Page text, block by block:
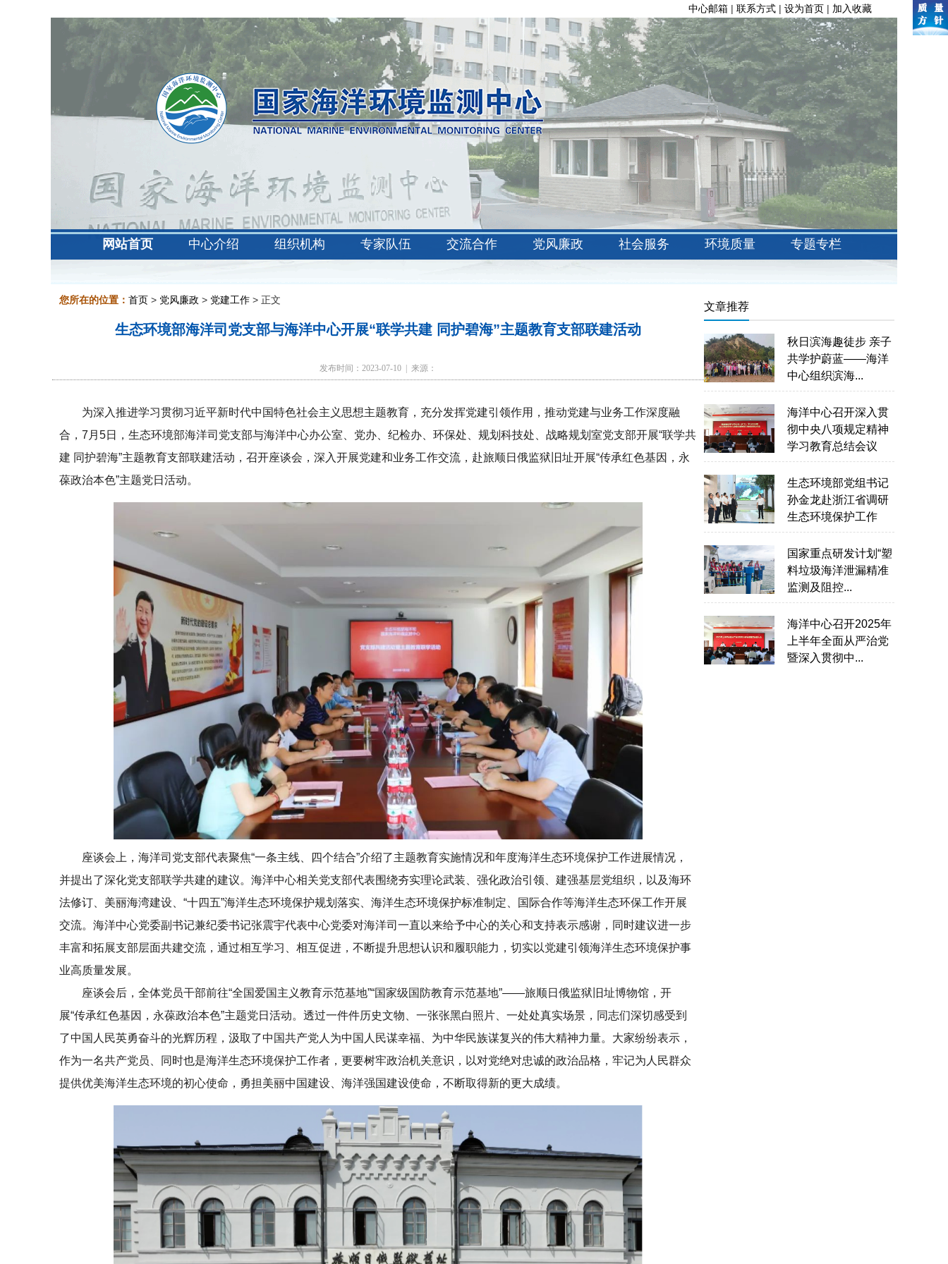
中心邮箱 | 联系方式 | 设为首页 | 加入收藏
网站首页 中心介绍 组织机构 专家队伍 交流合作 党风廉政 社会服务 环境质量 专题专栏
您所在的位置： 首页> 党风廉政 > 党建工作> 正文
生态环境部海洋司党支部与海洋中心开展“联学共建 同护碧海”主题教育支部联建活动
发布时间：2023-07-10 | 来源：
为深入推进学习贯彻习近平新时代中国特色社会主义思想主题教育，充分发挥党建引领作用，推动党建与业务工作深度融
合，7月5日，生态环境部海洋司党支部与海洋中心办公室、党办、纪检办、环保处、规划科技处、战略规划室党支部开展“联学共
建 同护碧海”主题教育支部联建活动，召开座谈会，深入开展党建和业务工作交流，赴旅顺日俄监狱旧址开展“传承红色基因，永
葆政治本色”主题党日活动。
座谈会上，海洋司党支部代表聚焦“一条主线、四个结合”介绍了主题教育实施情况和年度海洋生态环境保护工作进展情况，
并提出了深化党支部联学共建的建议。海洋中心相关党支部代表围绕夯实理论武装、强化政治引领、建强基层党组织，以及海环
法修订、美丽海湾建设、“十四五”海洋生态环境保护规划落实、海洋生态环境保护标准制定、国际合作等海洋生态环保工作开展
交流。海洋中心党委副书记兼纪委书记张震宇代表中心党委对海洋司一直以来给予中心的关心和支持表示感谢，同时建议进一步
丰富和拓展支部层面共建交流，通过相互学习、相互促进，不断提升思想认识和履职能力，切实以党建引领海洋生态环境保护事
业高质量发展。
座谈会后，全体党员干部前往“全国爱国主义教育示范基地”“国家级国防教育示范基地”——旅顺日俄监狱旧址博物馆，开
展“传承红色基因，永葆政治本色”主题党日活动。透过一件件历史文物、一张张黑白照片、一处处真实场景，同志们深切感受到
了中国人民英勇奋斗的光辉历程，汲取了中国共产党人为中国人民谋幸福、为中华民族谋复兴的伟大精神力量。大家纷纷表示，
作为一名共产党员、同时也是海洋生态环境保护工作者，更要树牢政治机关意识，以对党绝对忠诚的政治品格，牢记为人民群众
提供优美海洋生态环境的初心使命，勇担美丽中国建设、海洋强国建设使命，不断取得新的更大成绩。
文章推荐
秋日滨海趣徒步 亲子
共学护蔚蓝——海洋
中心组织滨海...
海洋中心召开深入贯
彻中央八项规定精神
学习教育总结会议
生态环境部党组书记
孙金龙赴浙江省调研
生态环境保护工作
国家重点研发计划“塑
料垃圾海洋泄漏精准
监测及阻控...
海洋中心召开2025年
上半年全面从严治党
暨深入贯彻中...